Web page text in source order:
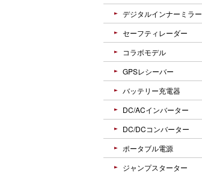
デジタルインナーミラー
セーフティレーダー
コラボモデル
GPSレシーバー
バッテリー充電器
DC/ACインバーター
DC/DCコンバーター
ポータブル電源
ジャンプスターター